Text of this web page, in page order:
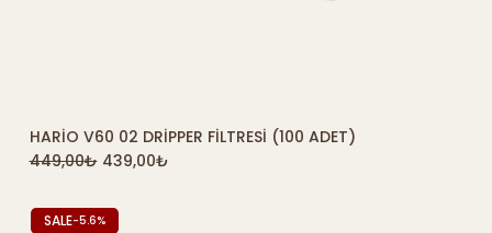
SEPETE EKLE
HARIO V60 02 DRIPPER FILTRESI (100 ADET)
449,00₺ 439,00₺
SALE-5.6%